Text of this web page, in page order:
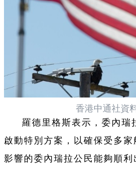
香港中通社資
羅德里格斯表示，委內瑞
啟動特別方案，以確保受多
影響的委內瑞拉公民能夠順利